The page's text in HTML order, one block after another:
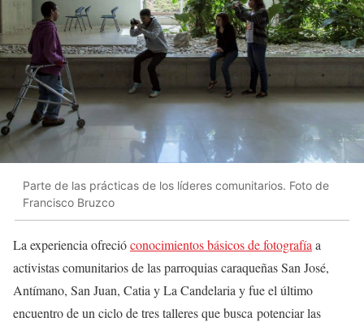
Parte de las prácticas de los líderes comunitarios. Foto de
Francisco Bruzco
La experiencia ofrecióconocimientos básicos de fotografía a
activistas comunitarios de las parroquias caraqueñas San José,
Antímano, San Juan, Catia y La Candelaria y fue el último
encuentro de un ciclo de tres talleres que busca potenciar las